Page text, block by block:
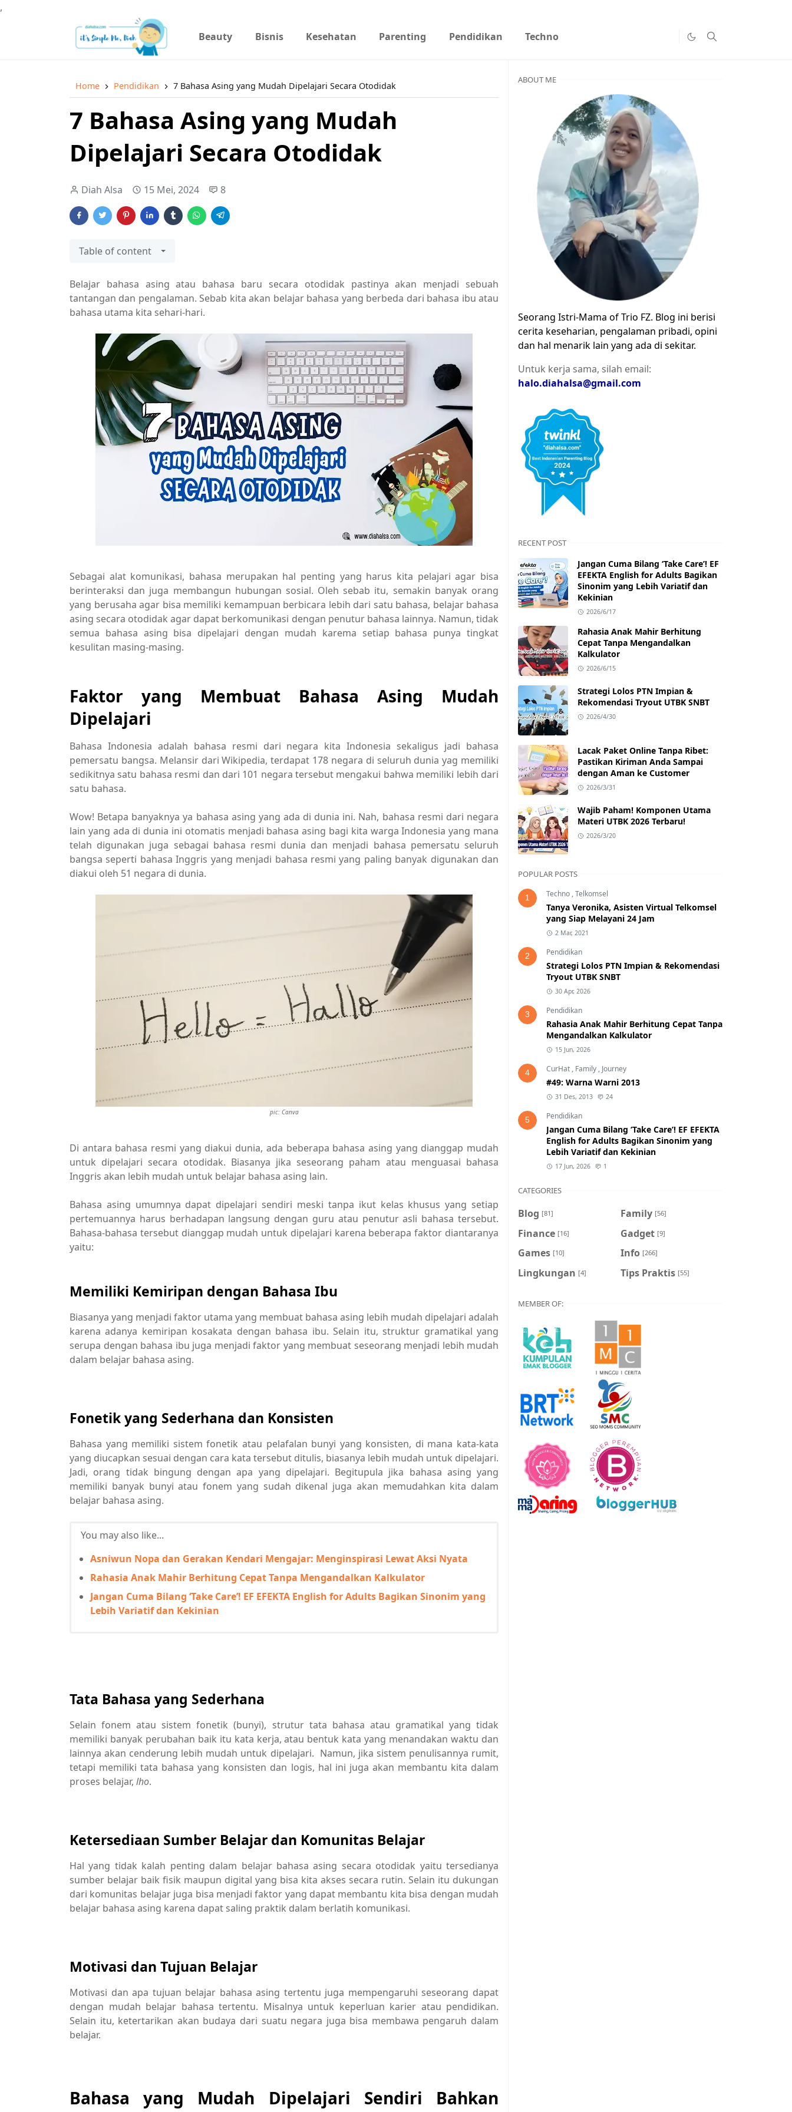
,
Beauty Bisnis Kesehatan Parenting Pendidikan Techno
Home Pendidikan 7 Bahasa Asing yang Mudah Dipelajari Secara Otodidak
7 Bahasa Asing yang Mudah
Dipelajari Secara Otodidak
Diah Alsa 15 Mei, 2024 8
Table of content
Belajar bahasa asing atau bahasa baru secara otodidak pastinya akan menjadi sebuah
tantangan dan pengalaman. Sebab kita akan belajar bahasa yang berbeda dari bahasa ibu atau
bahasa utama kita sehari-hari.
Sebagai alat komunikasi, bahasa merupakan hal penting yang harus kita pelajari agar bisa
berinteraksi dan juga membangun hubungan sosial. Oleh sebab itu, semakin banyak orang
yang berusaha agar bisa memiliki kemampuan berbicara lebih dari satu bahasa, belajar bahasa
asing secara otodidak agar dapat berkomunikasi dengan penutur bahasa lainnya. Namun, tidak
semua bahasa asing bisa dipelajari dengan mudah karema setiap bahasa punya tingkat
kesulitan masing-masing.
Faktor yang Membuat Bahasa Asing Mudah
Dipelajari
Bahasa Indonesia adalah bahasa resmi dari negara kita Indonesia sekaligus jadi bahasa
pemersatu bangsa. Melansir dari Wikipedia, terdapat 178 negara di seluruh dunia yag memiliki
sedikitnya satu bahasa resmi dan dari 101 negara tersebut mengakui bahwa memiliki lebih dari
satu bahasa.
Wow! Betapa banyaknya ya bahasa asing yang ada di dunia ini. Nah, bahasa resmi dari negara
lain yang ada di dunia ini otomatis menjadi bahasa asing bagi kita warga Indonesia yang mana
telah digunakan juga sebagai bahasa resmi dunia dan menjadi bahasa pemersatu seluruh
bangsa seperti bahasa Inggris yang menjadi bahasa resmi yang paling banyak digunakan dan
diakui oleh 51 negara di dunia.
pic: Canva
Di antara bahasa resmi yang diakui dunia, ada beberapa bahasa asing yang dianggap mudah
untuk dipelajari secara otodidak. Biasanya jika seseorang paham atau menguasai bahasa
Inggris akan lebih mudah untuk belajar bahasa asing lain.
Bahasa asing umumnya dapat dipelajari sendiri meski tanpa ikut kelas khusus yang setiap
pertemuannya harus berhadapan langsung dengan guru atau penutur asli bahasa tersebut.
Bahasa-bahasa tersebut dianggap mudah untuk dipelajari karena beberapa faktor diantaranya
yaitu:
Memiliki Kemiripan dengan Bahasa Ibu
Biasanya yang menjadi faktor utama yang membuat bahasa asing lebih mudah dipelajari adalah
karena adanya kemiripan kosakata dengan bahasa ibu. Selain itu, struktur gramatikal yang
serupa dengan bahasa ibu juga menjadi faktor yang membuat seseorang menjadi lebih mudah
dalam belajar bahasa asing.
Fonetik yang Sederhana dan Konsisten
Bahasa yang memiliki sistem fonetik atau pelafalan bunyi yang konsisten, di mana kata-kata
yang diucapkan sesuai dengan cara kata tersebut ditulis, biasanya lebih mudah untuk dipelajari.
Jadi, orang tidak bingung dengan apa yang dipelajari. Begitupula jika bahasa asing yang
memiliki banyak bunyi atau fonem yang sudah dikenal juga akan memudahkan kita dalam
belajar bahasa asing.
You may also like...
Asniwun Nopa dan Gerakan Kendari Mengajar: Menginspirasi Lewat Aksi Nyata
Rahasia Anak Mahir Berhitung Cepat Tanpa Mengandalkan Kalkulator
Jangan Cuma Bilang ‘Take Care’! EF EFEKTA English for Adults Bagikan Sinonim yang
Lebih Variatif dan Kekinian
Tata Bahasa yang Sederhana
Selain fonem atau sistem fonetik (bunyi), strutur tata bahasa atau gramatikal yang tidak
memiliki banyak perubahan baik itu kata kerja, atau bentuk kata yang menandakan waktu dan
lainnya akan cenderung lebih mudah untuk dipelajari. Namun, jika sistem penulisannya rumit,
tetapi memiliki tata bahasa yang konsisten dan logis, hal ini juga akan membantu kita dalam
proses belajar, lho.
Ketersediaan Sumber Belajar dan Komunitas Belajar
Hal yang tidak kalah penting dalam belajar bahasa asing secara otodidak yaitu tersedianya
sumber belajar baik fisik maupun digital yang bisa kita akses secara rutin. Selain itu dukungan
dari komunitas belajar juga bisa menjadi faktor yang dapat membantu kita bisa dengan mudah
belajar bahasa asing karena dapat saling praktik dalam berlatih komunikasi.
Motivasi dan Tujuan Belajar
Motivasi dan apa tujuan belajar bahasa asing tertentu juga mempengaruhi seseorang dapat
dengan mudah belajar bahasa tertentu. Misalnya untuk keperluan karier atau pendidikan.
Selain itu, ketertarikan akan budaya dari suatu negara juga bisa membawa pengaruh dalam
belajar.
Bahasa yang Mudah Dipelajari Sendiri Bahkan
ABOUT ME
Seorang Istri-Mama of Trio FZ. Blog ini berisi
cerita keseharian, pengalaman pribadi, opini
dan hal menarik lain yang ada di sekitar.
Untuk kerja sama, silah email:
halo.diahalsa@gmail.com
RECENT POST
Jangan Cuma Bilang ‘Take Care’! EF
EFEKTA English for Adults Bagikan
Sinonim yang Lebih Variatif dan
Kekinian
2026/6/17
Rahasia Anak Mahir Berhitung
Cepat Tanpa Mengandalkan
Kalkulator
2026/6/15
Strategi Lolos PTN Impian &
Rekomendasi Tryout UTBK SNBT
2026/4/30
Lacak Paket Online Tanpa Ribet:
Pastikan Kiriman Anda Sampai
dengan Aman ke Customer
2026/3/31
Wajib Paham! Komponen Utama
Materi UTBK 2026 Terbaru!
2026/3/20
POPULAR POSTS
1 Techno ,Telkomsel
Tanya Veronika, Asisten Virtual Telkomsel
yang Siap Melayani 24 Jam
2 Mar, 2021
2 Pendidikan
Strategi Lolos PTN Impian & Rekomendasi
Tryout UTBK SNBT
30 Apr, 2026
3 Pendidikan
Rahasia Anak Mahir Berhitung Cepat Tanpa
Mengandalkan Kalkulator
15 Jun, 2026
4 CurHat , Family , Journey
#49: Warna Warni 2013
31 Des, 2013 24
5 Pendidikan
Jangan Cuma Bilang ‘Take Care’! EF EFEKTA
English for Adults Bagikan Sinonim yang
Lebih Variatif dan Kekinian
17 Jun, 2026 1
CATEGORIES
Blog [81] Family [56]
Finance [16] Gadget [9]
Games [10] Info [266]
Lingkungan [4] Tips Praktis [55]
MEMBER OF: